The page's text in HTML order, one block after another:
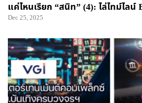
แค่ไหนเรียก “สนิท” (4): ไล่ไทม์ไลน์
Dec 25, 2025